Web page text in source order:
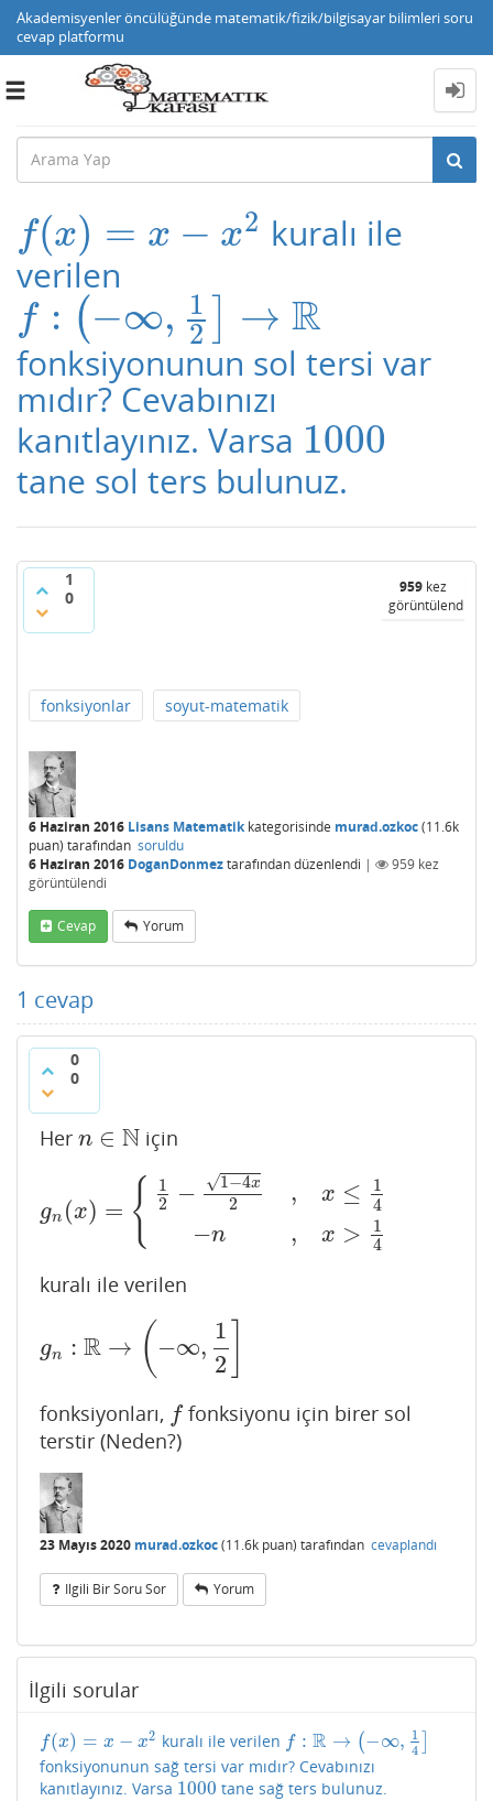
Akademisyenler öncülüğünde matematik/fizik/bilgisayar bilimleri soru
cevap platformu
Toggle
f(x) = x − x2
f(x)=x −x 2
kuralı ile
verilen
f : (−∞, 1
2
→ R
f:( − ∞,12]→ R
fonksiyonunun sol tersi var
mıdır? Cevabınızı
kanıtlayınız. Varsa 1000
1000
tane sol ters bulunuz.
1
0
959 kez
görüntülendi
fonksiyonlar soyut-matematik
6 Haziran 2016 Lisans Matematikkategorisinde murad.ozkoc(11.6k
puan) tarafından soruldu
6 Haziran 2016 DoganDonmeztarafındandüzenlendi | 959 kez
görüntülendi
Cevap Yorum
1 cevap
0
0
Her n ∈ N
n∈N için
gn (x) = {
1
2
− 1−4x
√
2
−n
,
,
x ≤
1
4
x >
1
4
gn (x) ={ 2− 2,x n 4
kuralı ile verilen
gn : R → ( −∞,
1
2
gn R→ (− ∞,12]
fonksiyonları, f
f fonksiyonu için birer sol
terstir (Neden?)
23 Mayıs 2020 murad.ozkoc(11.6k puan) tarafından cevaplandı
Ilgili Bir Soru Sor Yorum
İlgili sorular
f(x) = x − x2
f(x)=x −x2 kuralı ile verilen f : R → (−∞, 1
4
f:R→(−∞,1 4]
fonksiyonunun sağ tersi var mıdır? Cevabınızı
kanıtlayınız. Varsa 1000
1000 tane sağ ters bulunuz.